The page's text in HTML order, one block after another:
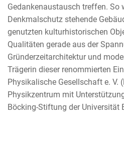
Gedankenaustausch treffen. So
Denkmalschutz stehende
genutzten kulturhistorischen
Qualitäten gerade aus der
Gründerzeitarchitektur und
Trägerin dieser renommierten
Physikalische Gesellschaft e. V.
Physikzentrum mit
Böcking-Stiftung der Universität